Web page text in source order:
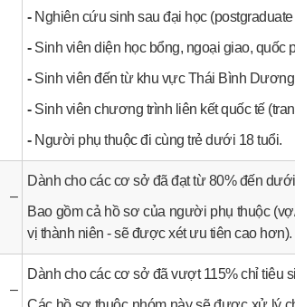
- Nghiên cứu sinh sau đại học
- Sinh viên diện học bổng, ngoại giao, quốc
- Sinh viên đến từ khu vực Thái Bình
- Sinh viên chương trình liên kết quốc tế
- Người phụ thuộc đi cùng trẻ dưới 18 tuổi.
–
Dành cho các cơ sở đã đạt từ 80% đến
Bao gồm cả hồ sơ của người phụ thuộc
vị thành niên - sẽ được xét ưu tiên cao hơn).
–
Dành cho các cơ sở đã vượt 115% chỉ tiêu